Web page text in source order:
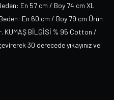
En 57 cm / Boy 74 cm XL
En 60 cm / Boy 79 cm Ürün
KUMAŞ BİLGİSİ % 95 Cotton /
30 derecede yıkayınız ve